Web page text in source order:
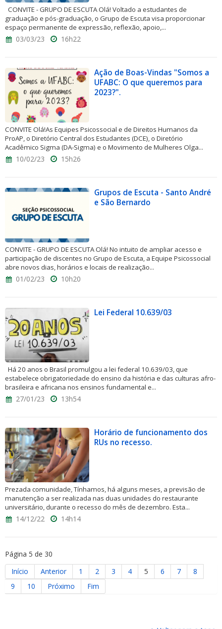
CONVITE - GRUPO DE ESCUTA Olá! Voltado a estudantes de
graduação e pós-graduação, o Grupo de Escuta visa proporcionar
espaço permanente de expressão, reflexão, apoio,...
03/03/23 16h22
Ação de Boas-Vindas "Somos a
UFABC: O que queremos para
2023?".
CONVITE Olá!As Equipes Psicossocial e de Direitos Humanos da
ProAP, o Diretório Central dos Estudantes (DCE), o Diretório
Acadêmico Sigma (DA-Sigma) e o Movimento de Mulheres Olga...
10/02/23 15h26
Grupos de Escuta - Santo André
e São Bernardo
CONVITE - GRUPO DE ESCUTA Olá! No intuito de ampliar acesso e
participação de discentes no Grupo de Escuta, a Equipe Psicossocial
abre novos dias, horários e locais de realização...
01/02/23 10h20
Lei Federal 10.639/03
Há 20 anos o Brasil promulgou a lei federal 10.639/03, que
estabelece obrigatoriedade do ensino da história e das culturas afro-
brasileira e africana nos ensinos fundamental e...
27/01/23 13h54
Horário de funcionamento dos
RUs no recesso.
Prezada comunidade, Tínhamos, há alguns meses, a previsão de
manutenção a ser realizada nas duas unidades do restaurante
universitário, durante o recesso do mês de dezembro. Esta...
14/12/22 14h14
Página 5 de 30
Início
Anterior 1 2 3 4 5 6 7
8
9
10 Próximo Fim